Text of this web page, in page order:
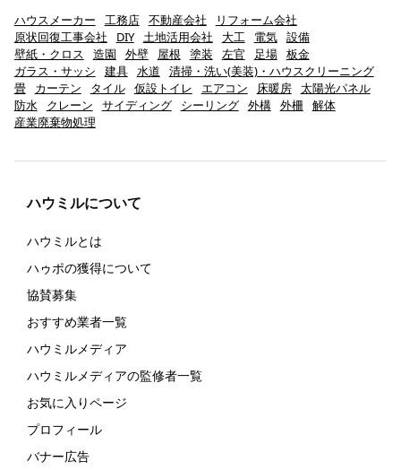
ハウスメーカー 工務店 不動産会社
リフォーム会社
原状回復工事会社
DIY 土地活用会社 大工 電気 設備
壁紙・クロス
造園 外壁 屋根 塗装 左官 足場 板金
ガラス・サッシ
建具 水道
清掃・洗い(美装)・ハウスクリーニング
畳
カーテン タイル 仮設トイレ エアコン 床暖房 太陽光パネル
防水
クレーン サイディング シーリング 外構 外柵
解体
産業廃棄物処理
ハウミルについて
ハウミルとは
ハゥポの獲得について
協賛募集
おすすめ業者一覧
ハウミルメディア
ハウミルメディアの監修者一覧
お気に入りページ
プロフィール
バナー広告